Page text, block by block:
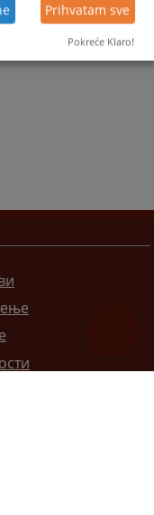
Prihvatam sve
Pokreće Klaro!